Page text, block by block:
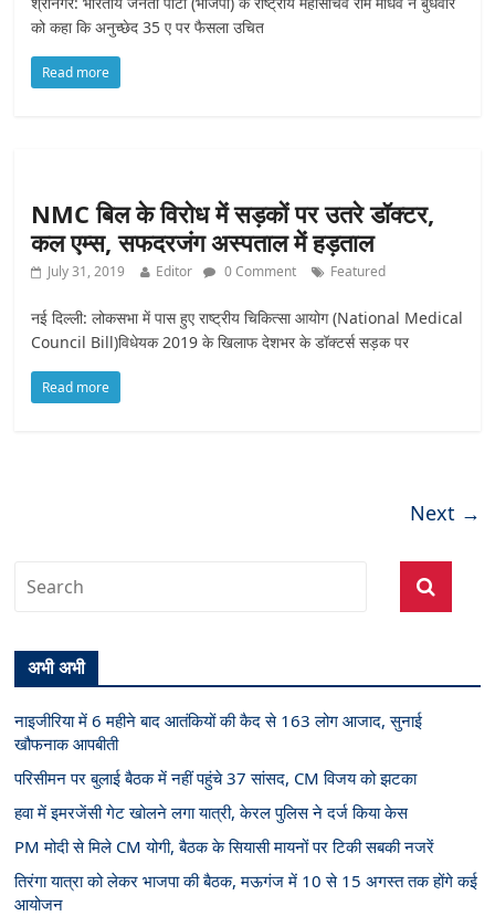
को कहा कि अनुच्छेद 35 ए पर फैसला उचित
Read more
NMC बिल के विरोध में सड़कों पर उतरे डॉक्टर,
कल एम्स, सफदरजंग अस्पताल में हड़ताल
July 31, 2019 Editor 0 Comment Featured
नई दिल्ली: लोकसभा में पास हुए राष्ट्रीय चिकित्सा आयोग (National Medical
Council Bill)विधेयक 2019 के खिलाफ देशभर के डॉक्टर्स सड़क पर
Read more
Next →
अभी अभी
नाइजीरिया में 6 महीने बाद आतंकियों की कैद से 163 लोग आजाद, सुनाई
खौफनाक आपबीती
परिसीमन पर बुलाई बैठक में नहीं पहुंचे 37 सांसद, CM विजय को झटका
हवा में इमरजेंसी गेट खोलने लगा यात्री, केरल पुलिस ने दर्ज किया केस
PM मोदी से मिले CM योगी, बैठक के सियासी मायनों पर टिकी सबकी नजरें
तिरंगा यात्रा को लेकर भाजपा की बैठक, मऊगंज में 10 से 15 अगस्त तक होंगे कई
आयोजन